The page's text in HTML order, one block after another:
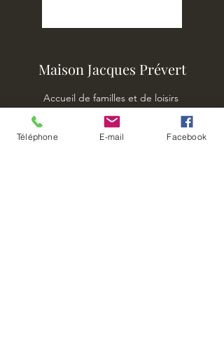
Maison Jacques Prévert
Accueil de familles et de loisirs
- Dieppe -
Téléphone E-mail Facebook